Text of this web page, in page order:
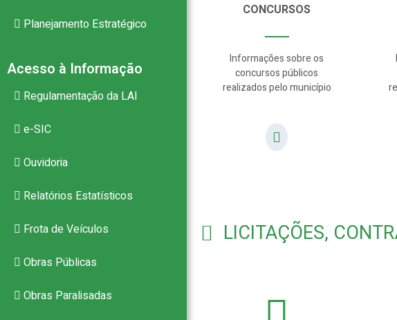
Planejamento Estratégico
Acesso à Informação
Regulamentação da LAI
e-SIC
Ouvidoria
Relatórios Estatísticos
Frota de Veículos
Obras Públicas
Obras Paralisadas
CONCURSOS
Informações sobre os
concursos públicos
realizados pelo município
LICITAÇÕES,